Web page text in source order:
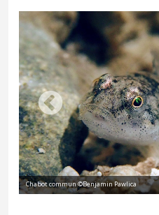
Chabot commun ©Benjamin Pawlica